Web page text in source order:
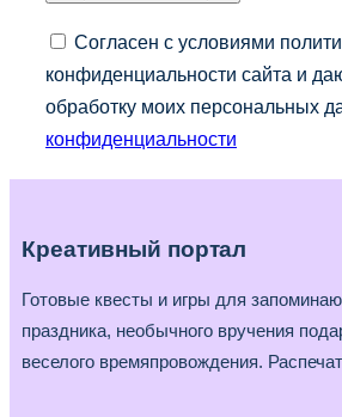
Согласен с условиями
конфиденциальности сайта и
обработку моих персональных
конфиденциальности
Креативный портал
Готовые квесты и игры для
праздника, необычного вручения
веселого времяпровождения.